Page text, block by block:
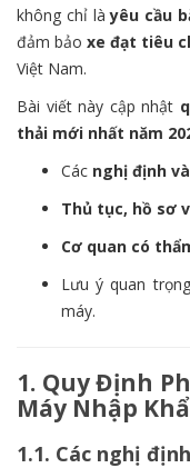
không chỉ làyêu cầu
đảm bảoxe đạt tiêu
Việt Nam.
Bài viết này cập nhật
thải mới nhất năm
Các nghị định
Thủ tục, hồ sơ
Cơ quan có
Lưu ý quan
máy.
1. Quy Định
Máy Nhập
1.1. Các nghị